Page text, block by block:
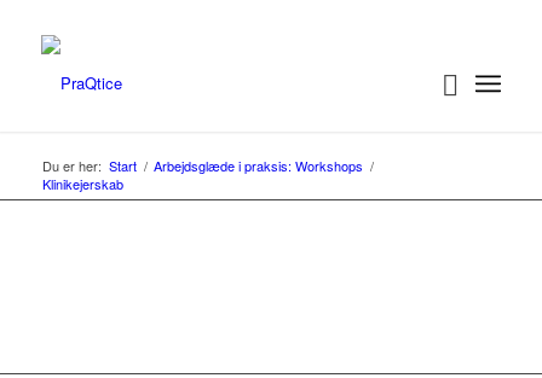
Du er her: Start / Arbejdsglæde i praksis: Workshops /
Klinikejerskab